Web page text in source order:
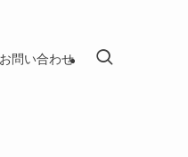
お問い合わせ